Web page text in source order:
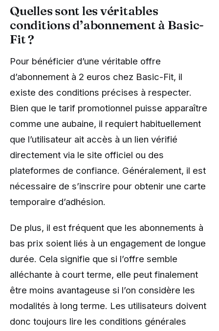
Quelles sont les véritables
conditions d’abonnement à Basic-
Fit ?
Pour bénéficier d’une véritable offre
d’abonnement à 2 euros chez Basic-Fit, il
existe des conditions précises à respecter.
Bien que le tarif promotionnel puisse apparaître
comme une aubaine, il requiert habituellement
que l’utilisateur ait accès à un lien vérifié
directement via le site officiel ou des
plateformes de confiance. Généralement, il est
nécessaire de s’inscrire pour obtenir une carte
temporaire d’adhésion.
De plus, il est fréquent que les abonnements à
bas prix soient liés à un engagement de longue
durée. Cela signifie que si l’offre semble
alléchante à court terme, elle peut finalement
être moins avantageuse si l’on considère les
modalités à long terme. Les utilisateurs doivent
donc toujours lire les conditions générales